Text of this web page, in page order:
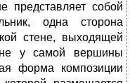
представляет собой
одна сторона
стене, выходящей
у самой вершины
форма композиции